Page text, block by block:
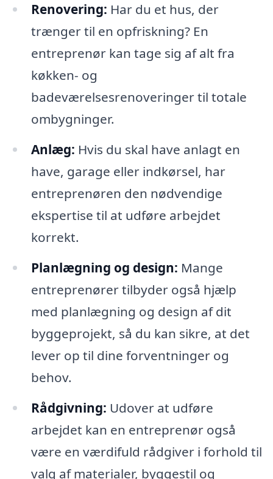
Renovering: Har du et hus, der
trænger til en opfriskning? En
entreprenør kan tage sig af alt fra
køkken- og
badeværelsesrenoveringer til totale
ombygninger.
Anlæg: Hvis du skal have anlagt en
have, garage eller indkørsel, har
entreprenøren den nødvendige
ekspertise til at udføre arbejdet
korrekt.
Planlægning og design: Mange
entreprenører tilbyder også hjælp
med planlægning og design af dit
byggeprojekt, så du kan sikre, at det
lever op til dine forventninger og
behov.
Rådgivning: Udover at udføre
arbejdet kan en entreprenør også
være en værdifuld rådgiver i forhold til
valg af materialer, byggestil og